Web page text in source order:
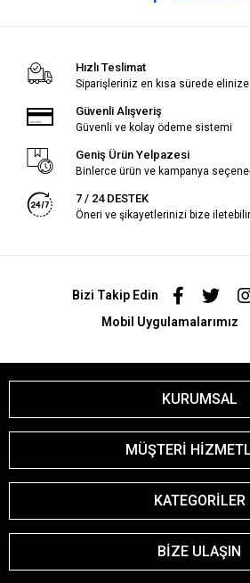
Hızlı Teslimat
Siparişleriniz en kısa sürede elinize
Güvenli Alışveriş
Güvenli ve kolay ödeme sistemi
Geniş Ürün Yelpazesi
Binlerce ürün ve kampanya
7 / 24 DESTEK
Öneri ve şikayetlerinizi bize
Bizi Takip Edin
Mobil Uygulamalarımız
KURUMSAL
MÜŞTERİ
KATEGORİLER
BİZE ULAŞIN